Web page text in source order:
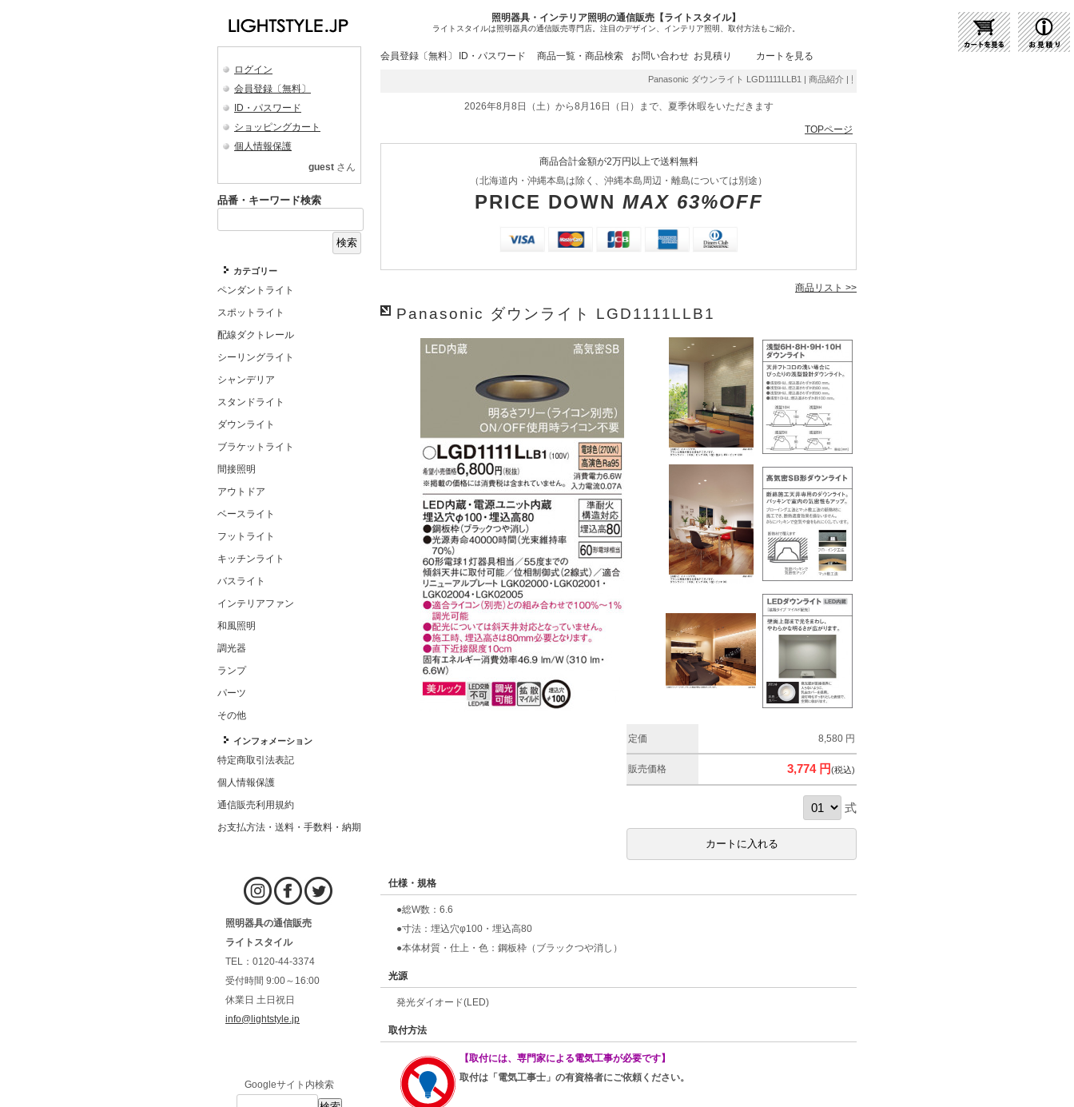
照明器具・インテリア照明の通信販売【ライトスタイル】
ライトスタイルは照明器具の通信販売専門店。注目のデザイン、インテリア照明、取付方法もご紹介。
ログイン
会員登録〔無料〕
ID・パスワード
ショッピングカート
個人情報保護
guest さん
品番・キーワード検索
カテゴリー
ペンダントライト
スポットライト
配線ダクトレール
シーリングライト
シャンデリア
スタンドライト
ダウンライト
ブラケットライト
間接照明
アウトドア
ベースライト
フットライト
キッチンライト
バスライト
インテリアファン
和風照明
調光器
ランプ
パーツ
その他
インフォメーション
特定商取引法表記
個人情報保護
通信販売利用規約
お支払方法・送料・手数料・納期
照明器具の通信販売
ライトスタイル
TEL：0120-44-3374
受付時間 9:00～16:00
休業日 土日祝日
info@lightstyle.jp
Googleサイト内検索
会員登録〔無料〕 ID・パスワード 商品一覧・商品検索 お問い合わせ お見積り カートを見る
Panasonic ダウンライト LGD1111LLB1 | 商品紹介 | 照明器具の通販・インテリア照明の通信販売【ライトスタイ
2026年8月8日（土）から8月16日（日）まで、夏季休暇をいただきます
TOPページ
商品合計金額が2万円以上で送料無料
（北海道内・沖縄本島は除く、沖縄本島周辺・離島については別途）
PRICE DOWN MAX 63%OFF
商品リスト >>
Panasonic ダウンライト LGD1111LLB1
定価 8,580 円
販売価格 3,774 円(税込)
式
仕様・規格
●総W数：6.6
●寸法：埋込穴φ100・埋込高80
●本体材質・仕上・色：鋼板枠（ブラックつや消し）
光源
発光ダイオード(LED)
取付方法
【取付には、専門家による電気工事が必要です】
取付は「電気工事士」の有資格者にご依頼ください。